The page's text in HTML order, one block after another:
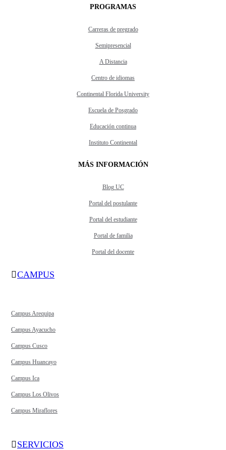
PROGRAMAS
Carreras de pregrado
Semipresencial
A Distancia
Centro de idiomas
Continental Florida University
Escuela de Posgrado
Educación continua
Instituto Continental
MÁS INFORMACIÓN
Blog UC
Portal del postulante
Portal del estudiante
Portal de familia
Portal del docente
CAMPUS
Campus Arequipa
Campus Ayacucho
Campus Cusco
Campus Huancayo
Campus Ica
Campus Los Olivos
Campus Miraflores
SERVICIOS